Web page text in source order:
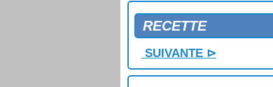
SALADE BRETONNE
SALADE BULGARE
SALADE CALIFORNIENNE
SALADE CAMPAGNARDE
RECETTE
SUIVANTE ⊳